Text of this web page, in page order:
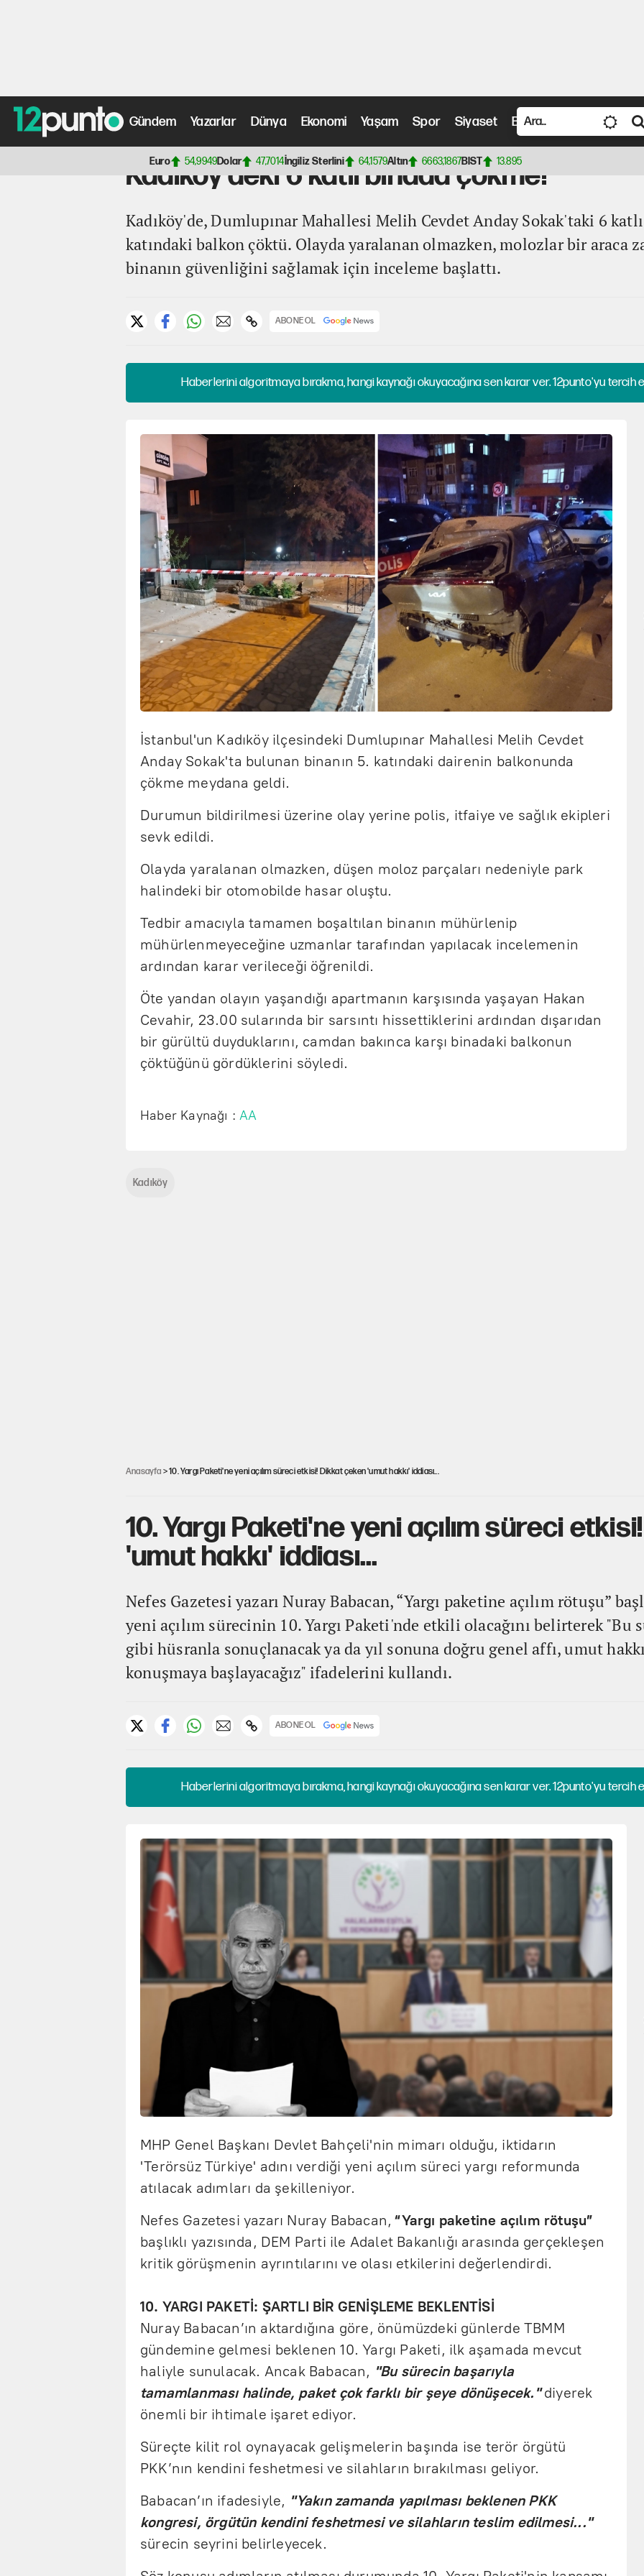
Gündem Yazarlar Dünya Ekonomi Yaşam Spor Siyaset Bilim ve Teknoloji
Euro 54,9949Dolar 47,7014 İngiliz Sterlini 64,1579Altın 6663,1867BIST 13.895
Anasayfa>Türkiye Haberleri> Kadıköy'deki 6 katlı binada çökme!
Kadıköy'deki 6 katlı binada çökme!
Kadıköy'de, Dumlupınar Mahallesi Melih Cevdet Anday Sokak'taki 6
katındaki balkon çöktü. Olayda yaralanan olmazken, molozlar bir araca
binanın güvenliğini sağlamak için inceleme başlattı.
ABONE OL
Haberlerini algoritmaya bırakma, hangi kaynağı okuyacağına sen karar ver. 12punto'yu tercih
İstanbul'un Kadıköy ilçesindeki Dumlupınar Mahallesi Melih Cevdet
Anday Sokak'ta bulunan binanın 5. katındaki dairenin balkonunda
çökme meydana geldi.
Durumun bildirilmesi üzerine olay yerine polis, itfaiye ve sağlık ekipleri
sevk edildi.
Olayda yaralanan olmazken, düşen moloz parçaları nedeniyle park
halindeki bir otomobilde hasar oluştu.
Tedbir amacıyla tamamen boşaltılan binanın mühürlenip
mühürlenmeyeceğine uzmanlar tarafından yapılacak incelemenin
ardından karar verileceği öğrenildi.
Öte yandan olayın yaşandığı apartmanın karşısında yaşayan Hakan
Cevahir, 23.00 sularında bir sarsıntı hissettiklerini ardından dışarıdan
bir gürültü duyduklarını, camdan bakınca karşı binadaki balkonun
çöktüğünü gördüklerini söyledi.
Haber Kaynağı :AA
Kadıköy
Anasayfa > 10. Yargı Paketi'ne yeni açılım süreci etkisi! Dikkat çeken 'umut hakkı' iddiası...
10. Yargı Paketi'ne yeni açılım süreci
'umut hakkı' iddiası...
Nefes Gazetesi yazarı Nuray Babacan, “Yargı paketine açılım rötuşu”
yeni açılım sürecinin 10. Yargı Paketi'nde etkili olacağını belirterek "Bu
gibi hüsranla sonuçlanacak ya da yıl sonuna doğru genel affı, umut
konuşmaya başlayacağız" ifadelerini kullandı.
ABONE OL
Haberlerini algoritmaya bırakma, hangi kaynağı okuyacağına sen karar ver. 12punto'yu tercih
MHP Genel Başkanı Devlet Bahçeli'nin mimarı olduğu, iktidarın
'Terörsüz Türkiye' adını verdiği yeni açılım süreci yargı reformunda
atılacak adımları da şekilleniyor.
Nefes Gazetesi yazarı Nuray Babacan,“Yargı paketine açılım rötuşu”
başlıklı yazısında, DEM Parti ile Adalet Bakanlığı arasında gerçekleşen
kritik görüşmenin ayrıntılarını ve olası etkilerini değerlendirdi.
10. YARGI PAKETİ: ŞARTLI BİR GENİŞLEME BEKLENTİSİ
Nuray Babacan’ın aktardığına göre, önümüzdeki günlerde TBMM
gündemine gelmesi beklenen 10. Yargı Paketi, ilk aşamada mevcut
haliyle sunulacak. Ancak Babacan, "Bu sürecin başarıyla
tamamlanması halinde, paket çok farklı bir şeye dönüşecek."diyerek
önemli bir ihtimale işaret ediyor.
Süreçte kilit rol oynayacak gelişmelerin başında ise terör örgütü
PKK’nın kendini feshetmesi ve silahların bırakılması geliyor.
Babacan’ın ifadesiyle, "Yakın zamanda yapılması beklenen PKK
kongresi, örgütün kendini feshetmesi ve silahların teslim edilmesi..."
sürecin seyrini belirleyecek.